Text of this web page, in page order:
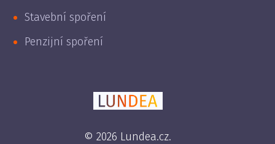
Stavební spoření
Penzijní spoření
© 2026 Lundea.cz.